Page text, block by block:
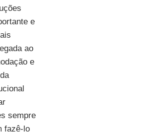
e
ao
e
sempre
fazê-lo